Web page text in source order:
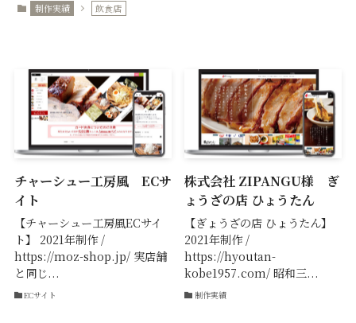
制作実績 飲食店
チャーシュー工房風 ECサ
イト
【チャーシュー工房風ECサイ
ト】 2021年制作 /
https://moz-shop.jp/ 実店舗
と同じ...
ECサイト
株式会社 ZIPANGU様 ぎ
ょうざの店 ひょうたん
【ぎょうざの店 ひょうたん】
2021年制作 /
https://hyoutan-
kobe1957.com/ 昭和三...
制作実績